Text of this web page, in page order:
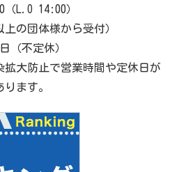
L.O 14:00）
の団体様から受付）
（不定休）
大防止で営業時間や定休日が
ます。